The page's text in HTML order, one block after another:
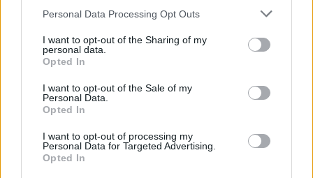
Personal Data Processing Opt Outs
I want to opt-out of the Sharing of my
personal data.
Opted In
I want to opt-out of the Sale of my
Personal Data.
Opted In
I want to opt-out of processing my
Personal Data for Targeted Advertising.
Opted In